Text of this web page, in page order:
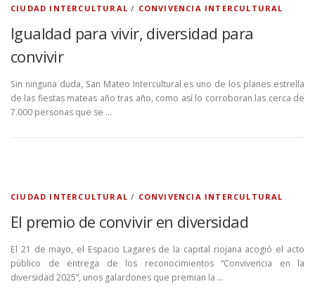
CIUDAD INTERCULTURAL / CONVIVENCIA INTERCULTURAL
Igualdad para vivir, diversidad para
convivir
Sin ninguna duda, San Mateo Intercultural es uno de los planes estrella
de las fiestas mateas año tras año, como así lo corroboran las cerca de
7.000 personas que se …
CIUDAD INTERCULTURAL / CONVIVENCIA INTERCULTURAL
El premio de convivir en diversidad
El 21 de mayo, el Espacio Lagares de la capital riojana acogió el acto
público de entrega de los reconocimientos “Convivencia en la
diversidad 2025”, unos galardones que premian la …